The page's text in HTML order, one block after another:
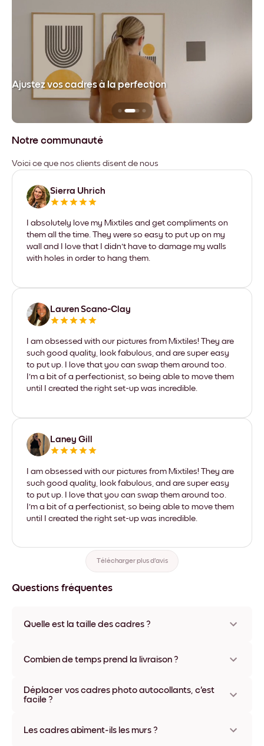
Ajustez vos cadres à la perfection
Notre communauté
Voici ce que nos clients disent de nous
Sierra Uhrich
I absolutely love my Mixtiles and get compliments on
them all the time. They were so easy to put up on my
wall and I love that I didn't have to damage my walls
with holes in order to hang them.
Lauren Scano-Clay
I am obsessed with our pictures from Mixtiles! They are
such good quality, look fabulous, and are super easy
to put up. I love that you can swap them around too.
I'm a bit of a perfectionist, so being able to move them
until I created the right set-up was incredible.
Laney Gill
I am obsessed with our pictures from Mixtiles! They are
such good quality, look fabulous, and are super easy
to put up. I love that you can swap them around too.
I'm a bit of a perfectionist, so being able to move them
until I created the right set-up was incredible.
Télécharger plus d'avis
Questions fréquentes
Quelle est la taille des cadres ?
Plusieurs matériaux et coloris disponibles, y compris sans
Combien de temps prend la livraison ?
généralement une semaine. Livraison express possible dans
certains pays. Un numéro de suivi accompagne chaque
Déplacer vos cadres photo autocollants, c'est
facile ?
l'infini, sans abîmer vos murs.
Les cadres abîment-ils les murs ?